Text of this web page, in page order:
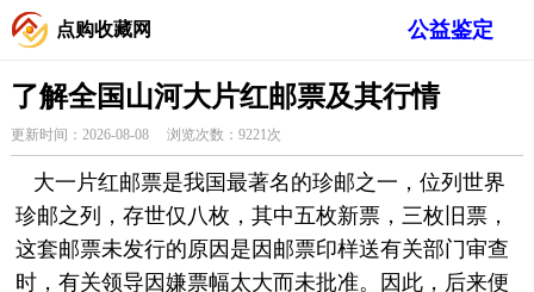
公益鉴定
点购收藏网
了解全国山河大片红邮票及其行情
更新时间：2026-08-08 浏览次数：9221次
大一片红邮票是我国最著名的珍邮之一，位列世界
珍邮之列，存世仅八枚，其中五枚新票，三枚旧票，
这套邮票未发行的原因是因邮票印样送有关部门审查
时，有关领导因嫌票幅太大而未批准。因此，后来便